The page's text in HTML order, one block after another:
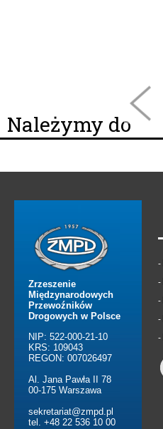
Należymy do
Zrzeszenie
Międzynarodowych
Przewoźników
Drogowych w Polsce
NIP: 522-000-21-10
KRS: 109043
REGON: 007026497
Al. Jana Pawła II 78
00-175 Warszawa
sekretariat@zmpd.pl
tel. +48 22 536 10 00
-
-
-
-
-